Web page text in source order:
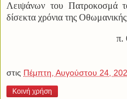
Λειψάνων του Πατροκοσμά
δίσεκτα χρόνια της Οθωμανικής
π. Θωμάς
στις Πέμπτη, Αυγούστου 24,
Κοινή χρήση